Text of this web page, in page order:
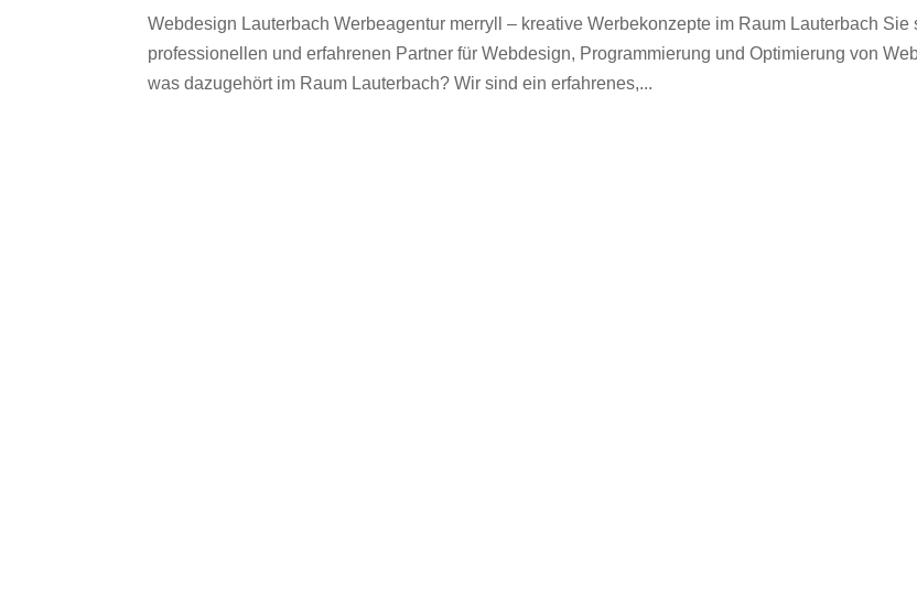
Webdesign Lauterbach Werbeagentur merryll – kreative Werbekonzepte im Raum Lauterbach Sie
professionellen und erfahrenen Partner für Webdesign, Programmierung und Optimierung von
was dazugehört im Raum Lauterbach? Wir sind ein erfahrenes,...